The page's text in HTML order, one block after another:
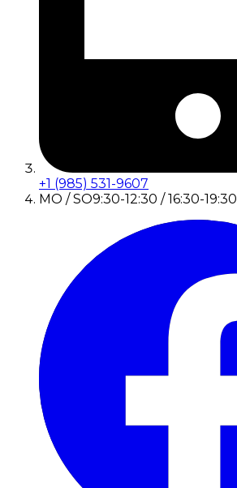
+1 (985) 531-9607
MO / SO9:30-12:30 / 16:30-19:30